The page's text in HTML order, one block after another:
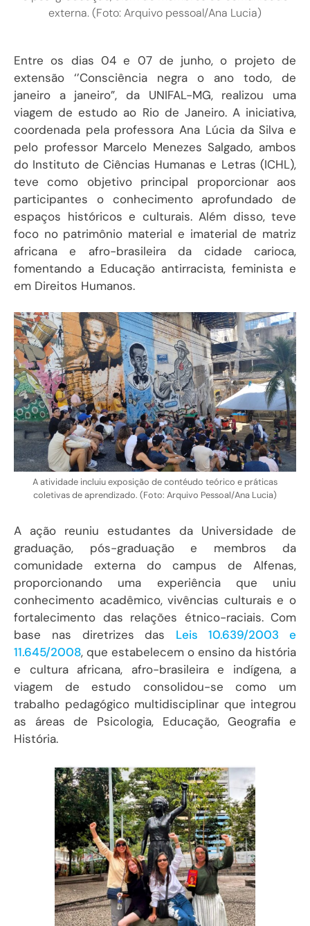
externa. (Foto: Arquivo pessoal/Ana Lucia)
Entre os dias 04 e 07 de junho, o projeto de
extensão ‘’Consciência negra o ano todo, de
janeiro a janeiro”, da UNIFAL-MG, realizou uma
viagem de estudo ao Rio de Janeiro. A iniciativa,
coordenada pela professora Ana Lúcia da Silva e
pelo professor Marcelo Menezes Salgado, ambos
do Instituto de Ciências Humanas e Letras (ICHL),
teve como objetivo principal proporcionar aos
participantes o conhecimento aprofundado de
espaços históricos e culturais. Além disso, teve
foco no patrimônio material e imaterial de matriz
africana e afro-brasileira da cidade carioca,
fomentando a Educação antirracista, feminista e
em Direitos Humanos.
A atividade incluiu exposição de contéudo teórico e práticas
coletivas de aprendizado. (Foto: Arquivo Pessoal/Ana Lucia)
A ação reuniu estudantes da Universidade de
graduação, pós-graduação e membros da
comunidade externa do campus de Alfenas,
proporcionando uma experiência que uniu
conhecimento acadêmico, vivências culturais e o
fortalecimento das relações étnico-raciais. Com
base nas diretrizes das Leis 10.639/2003 e
11.645/2008, que estabelecem o ensino da história
e cultura africana, afro-brasileira e indígena, a
viagem de estudo consolidou-se como um
trabalho pedagógico multidisciplinar que integrou
as áreas de Psicologia, Educação, Geografia e
História.